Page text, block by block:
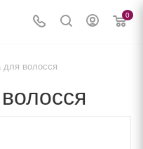
0
для волосся